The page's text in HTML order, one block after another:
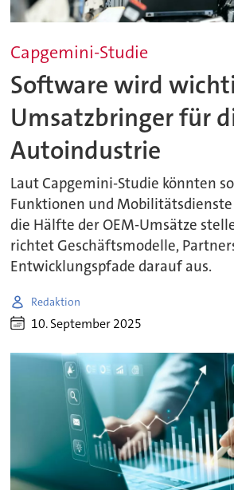
Capgemini-Studie
Software wird
Umsatzbringer für
Autoindustrie
Laut Capgemini-Studie könnten
Funktionen und
die Hälfte der OEM-Umsätze
richtet Geschäftsmodelle,
Entwicklungspfade darauf aus.
Redaktion
10. September 2025